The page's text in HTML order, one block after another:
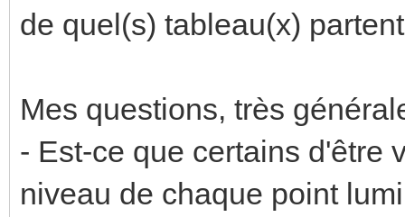
de quel(s) tableau(x)
Mes questions, très
- Est-ce que certains d'être
niveau de chaque point